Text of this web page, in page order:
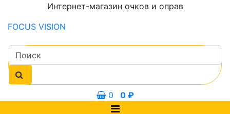
Интернет-магазин очков и оправ
FOCUS VISION
0 0 ₽